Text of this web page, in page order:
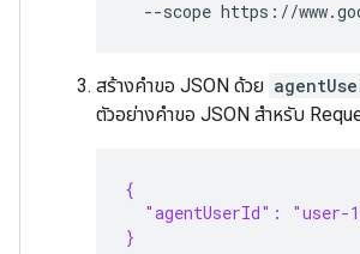
สร้างคำขอ JSON ด้วย
ตัวอย่างคำขอ JSON สำหรับ
{
"agentUserId": "user-
}